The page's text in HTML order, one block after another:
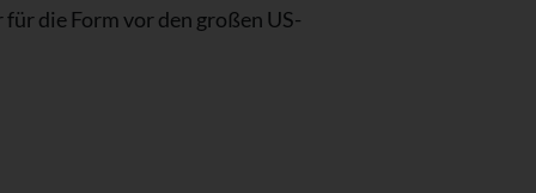
die Form vor den großen US-